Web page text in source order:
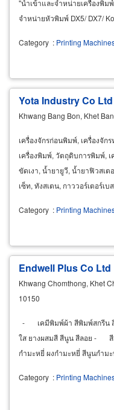
"นำเข้าและจำหน่ายเครื่องพิม
จำหน่ายหัวพิมพ์ DX5/ DX7/
Category : Printing
Yota Industry Co Ltd
Khwang Bang Bon, Khet
เครื่องจักรก่อนพิมพ์, เครื่องจั
เครื่องพิมพ์, วัตถุดิบการพิมพ์, เ
ขัดเงา, น้ำยายูวี, น้ำยาฟิวสเ
เซ็ท, ทังสเตน, กาววอร์เตอร์เ
Category : Printing
Endwell Plus Co Ltd
Khwang Chomthong, Khet
10150
- เคมีพิมพ์ผ้า สีพิมพ์สกรีน
ใส ยางผสมสี สีนูน สีลอย -
กำมะหยี่ ผงกำมะหยี่ สีนูนกำม
Category : Printing